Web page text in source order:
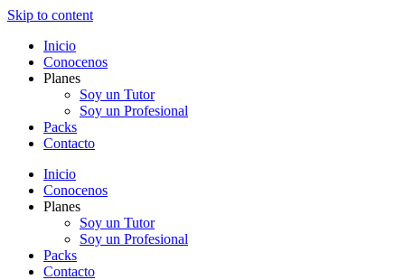
Skip to content
Inicio
Conocenos
Planes
Soy un Tutor
Soy un Profesional
Packs
Contacto
Inicio
Conocenos
Planes
Soy un Tutor
Soy un Profesional
Packs
Contacto